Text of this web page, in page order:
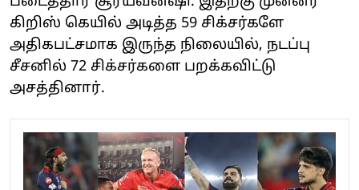
கிறிஸ் கெயில் அடித்த 59 சிக்சர்களே
அதிகபட்சமாக இருந்த நிலையில், நடப்பு
சீசனில் 72 சிக்சர்களை பறக்கவிட்டு
அசத்தினார்.